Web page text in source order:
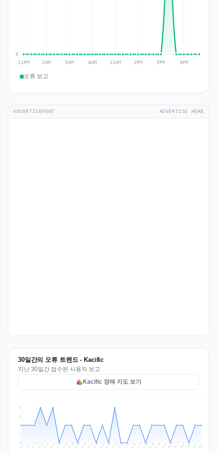
오류 보고
ADVERTISEMENT ADVERTISE HERE
30일간의 오류 트렌드 - Kacific
지난 30일간 접수된 사용자 보고
Kacific 장애 지도 보기
1
1
2
2
Jul 8 Jul 9 Jul 10 Jul 11 Jul 12 Jul 13 Jul 14 Jul 15 Jul 16 Jul 17 Jul 18 Jul 19 Jul 20 Jul 21 Jul 22 Jul 23 Jul 24 Jul 25 Jul 26 Jul 27 Jul 28 Jul 29 Jul 30 Jul 31 Aug 1 Aug 2 Aug 3 Aug 4 Aug 5 Aug 6